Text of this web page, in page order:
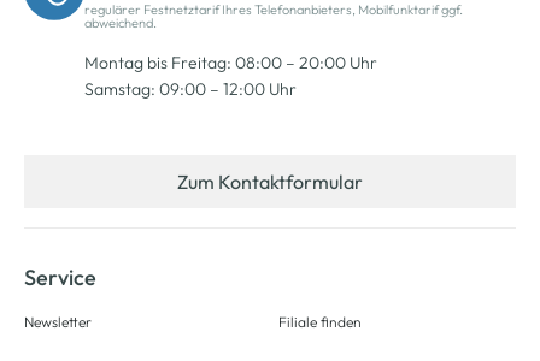
regulärer Festnetztarif Ihres Telefonanbieters, Mobilfunktarif ggf.
abweichend.
Montag bis Freitag: 08:00 – 20:00 Uhr
Samstag: 09:00 – 12:00 Uhr
Zum Kontaktformular
Service
Newsletter Filiale finden